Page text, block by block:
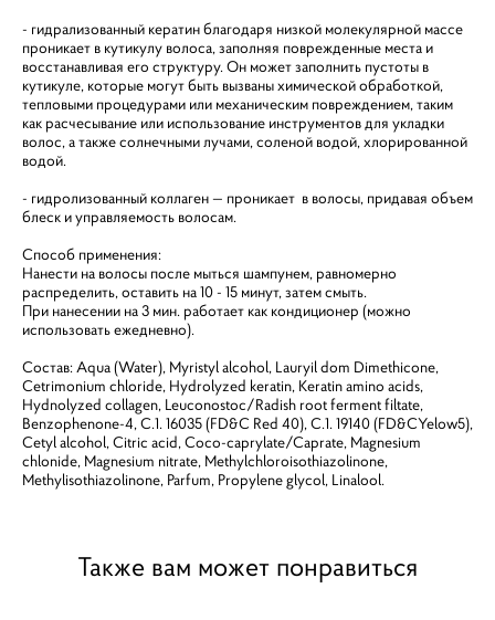
- гидрализованный кератин благодаря низкой молекулярной массе
проникает в кутикулу волоса, заполняя поврежденные места и
восстанавливая его структуру. Он может заполнить пустоты в
кутикуле, которые могут быть вызваны химической обработкой,
тепловыми процедурами или механическим повреждением, таким
как расчесывание или использование инструментов для укладки
волос, а также солнечными лучами, соленой водой, хлорированной
водой.
- гидролизованный коллаген — проникает в волосы, придавая объем
блеск и управляемость волосам.
Способ применения:
Нанести на волосы после мыться шампунем, равномерно
распределить, оставить на 10 - 15 минут, затем смыть.
При нанесении на 3 мин. работает как кондиционер (можно
использовать ежедневно).
Cостав: Aqua (Water), Myristyl alcohol, Lauryil dom Dimethicone,
Cetrimonium chloride, Hydrolyzed keratin, Keratin amino acids,
Hydnolyzed collagen, Leuconostoc/Radish root ferment filtate,
Benzophenone-4, C.1. 16035 (FD&C Red 40), C.1. 19140 (FD&CYelow5),
Cetyl alcohol, Citric acid, Coco-caprylate/Caprate, Magnesium
chlonide, Magnesium nitrate, Methylchloroisothiazolinone,
Methylisothiazolinone, Parfum, Propylene glycol, Linalool.
Также вам может понравиться